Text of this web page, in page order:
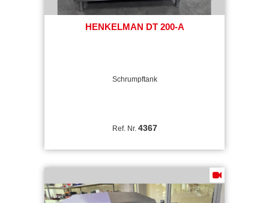
HENKELMAN DT 200-A
Schrumpftank
Ref. Nr. 4367